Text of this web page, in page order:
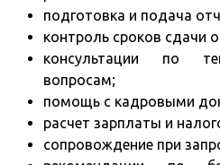
подготовка и подача
контроль сроков сдачи
консультации по
вопросам;
помощь с кадровыми
расчет зарплаты и
сопровождение при